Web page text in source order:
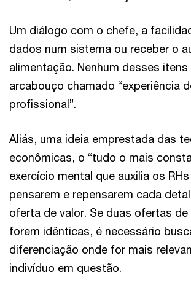
Um diálogo com o chefe, a
dados num sistema ou receber o
alimentação. Nenhum desses
arcabouço chamado “experiência
profissional”.
Aliás, uma ideia emprestada das
econômicas, o “tudo o mais
exercício mental que auxilia os
pensarem e repensarem cada
oferta de valor. Se duas ofertas de
forem idênticas, é necessário
diferenciação onde for mais
indivíduo em questão.